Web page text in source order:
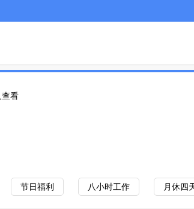
查看
节日福利 八小时工作 月休四